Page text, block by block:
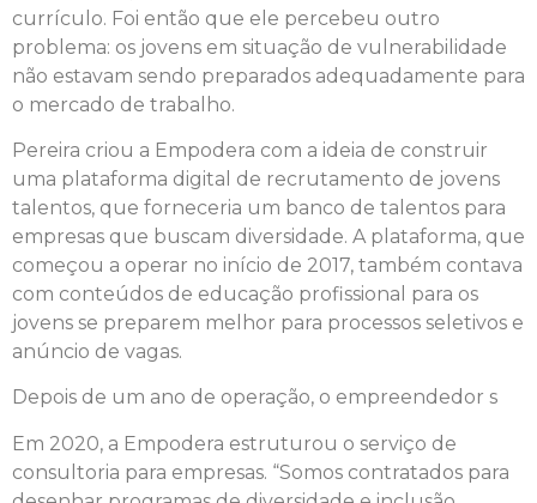
currículo. Foi então que ele percebeu outro
problema: os jovens em situação de vulnerabilidade
não estavam sendo preparados adequadamente para
o mercado de trabalho.
Pereira criou a Empodera com a ideia de construir
uma plataforma digital de recrutamento de jovens
talentos, que forneceria um banco de talentos para
empresas que buscam diversidade. A plataforma, que
começou a operar no início de 2017, também contava
com conteúdos de educação profissional para os
jovens se preparem melhor para processos seletivos e
anúncio de vagas.
Depois de um ano de operação, o empreendedor s
Em 2020, a Empodera estruturou o serviço de
consultoria para empresas. “Somos contratados para